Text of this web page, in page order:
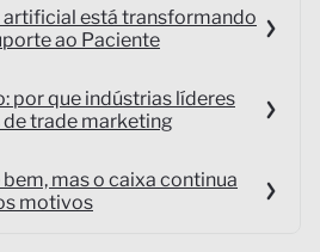
artificial está transformando
ao Paciente
por que indústrias líderes
trade marketing
mas o caixa continua
motivos